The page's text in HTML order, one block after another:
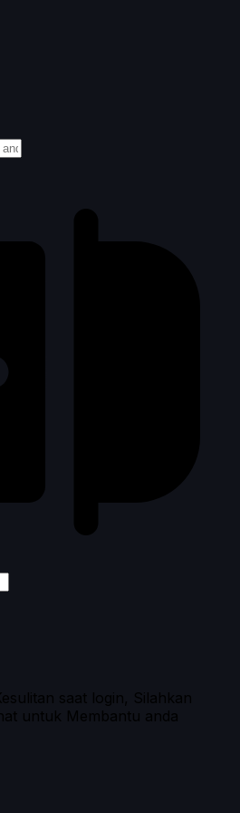
saat login, Silahkan
untuk Membantu anda